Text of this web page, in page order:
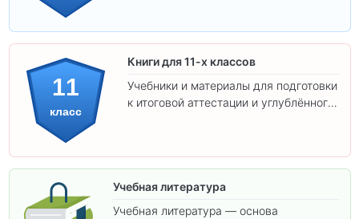
11
класс
Книги для 11-х классов
Учебники и материалы для подготовки
к итоговой аттестации и углублённого
Учебная литература
Учебная литература — основа